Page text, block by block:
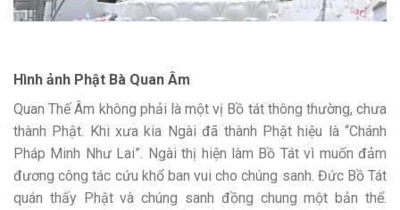
Hình ảnh Phật Bà Quan Âm
Quan Thế Âm không phải là một vị Bồ tát thông thường, chưa
thành Phật. Khi xưa kia Ngài đã thành Phật hiệu là “Chánh
Pháp Minh Như Lai”. Ngài thị hiện làm Bồ Tát vì muốn đảm
đương công tác cứu khổ ban vui cho chúng sanh. Đức Bồ Tát
quán thấy Phật và chúng sanh đồng chung một bản thể.